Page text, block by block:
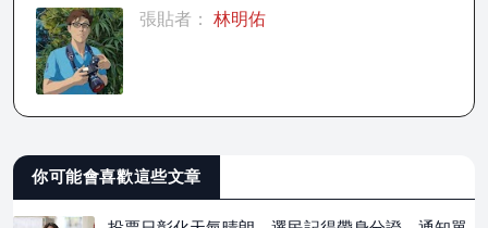
張貼者： 林明佑
你可能會喜歡這些文章